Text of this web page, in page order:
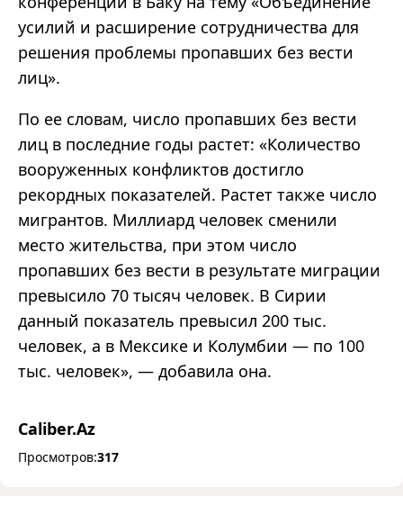
усилий и расширение сотрудничества для
решения проблемы пропавших без вести
лиц».
По ее словам, число пропавших без вести
лиц в последние годы растет: «Количество
вооруженных конфликтов достигло
рекордных показателей. Растет также число
мигрантов. Миллиард человек сменили
место жительства, при этом число
пропавших без вести в результате миграции
превысило 70 тысяч человек. В Сирии
данный показатель превысил 200 тыс.
человек, а в Мексике и Колумбии — по 100
тыс. человек», — добавила она.
Caliber.Az
Просмотров:317